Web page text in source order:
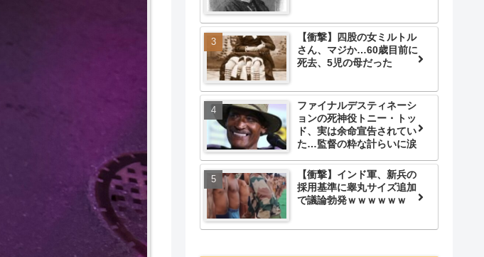
【衝撃】四股の女ミルトル
さん、マジか…60歳目前に
死去、5児の母だった
ファイナルデスティネーシ
ョンの死神役トニー・トッ
ド、実は余命宣告されてい
た…監督の粋な計らいに涙
【衝撃】インド軍、新兵の
採用基準に睾丸サイズ追加
で議論勃発ｗｗｗｗｗｗ